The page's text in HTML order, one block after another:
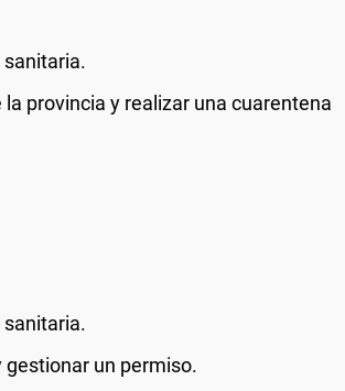
sanitaria.
provincia y realizar una cuarentena
sanitaria.
gestionar un permiso.